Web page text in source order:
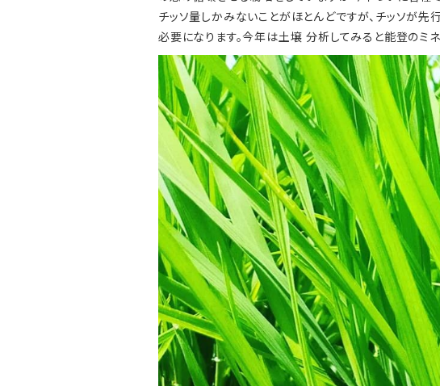
チッソ量しかみないことがほとんどですが、チッソが
必要になります。今年は土壌 分析してみると能登のミネ